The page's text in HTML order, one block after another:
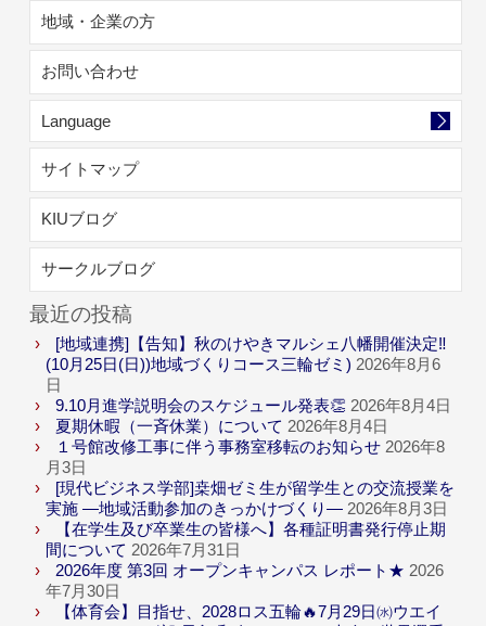
地域・企業の方
お問い合わせ
Language
サイトマップ
KIUブログ
サークルブログ
最近の投稿
[地域連携]【告知】秋のけやきマルシェ八幡開催決定‼
(10月25日(日))地域づくりコース三輪ゼミ) 2026年8月6
日
9.10月進学説明会のスケジュール発表👏 2026年8月4日
夏期休暇（一斉休業）について 2026年8月4日
１号館改修工事に伴う事務室移転のお知らせ 2026年8
月3日
[現代ビジネス学部]桒畑ゼミ生が留学生との交流授業を
実施 ―地域活動参加のきっかけづくり― 2026年8月3日
【在学生及び卒業生の皆様へ】各種証明書発行停止期
間について 2026年7月31日
2026年度 第3回 オープンキャンパス レポート★ 2026
年7月30日
【体育会】目指せ、2028ロス五輪🔥7月29日㈬ウエイ